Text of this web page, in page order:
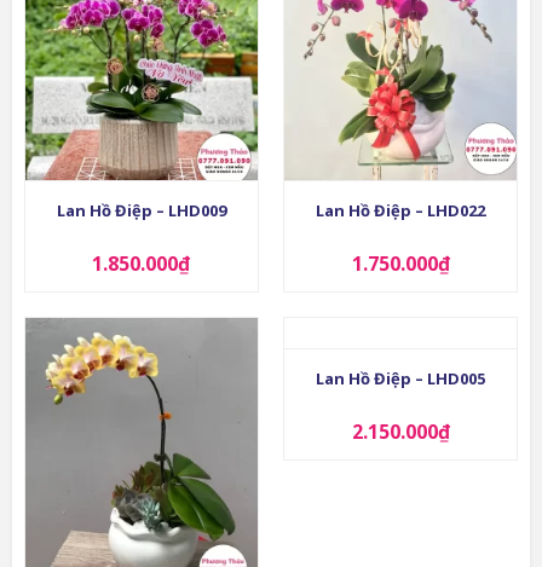
Lan Hồ Điệp – LHD009
1.850.000₫
Lan Hồ Điệp – LHD022
1.750.000₫
Lan Hồ Điệp – LHD005
2.150.000₫